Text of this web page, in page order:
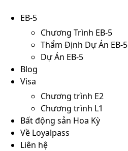
EB-5
Chương Trình EB-5
Thẩm Định Dự Án EB-5
Dự Án EB-5
Blog
Visa
Chương trình E2
Chương trình L1
Bất động sản Hoa Kỳ
Về Loyalpass
Liên hệ